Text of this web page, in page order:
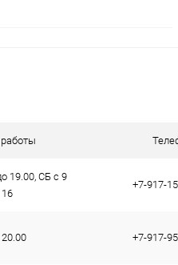
19.00, СБ с 9
+7-917-
+7-917-